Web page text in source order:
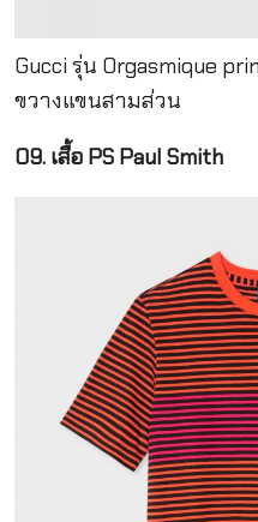
Gucci รุ่น Orgasmique
ขวางแขนสามส่วน
09. เสื้อ PS Paul Smith